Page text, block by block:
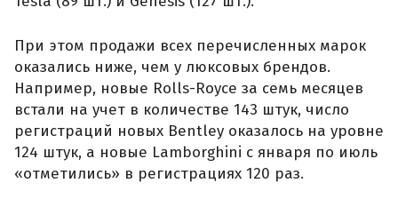
При этом продажи всех перечисленных марок
оказались ниже, чем у люксовых брендов.
Например, новые Rolls-Royce за семь месяцев
встали на учет в количестве 143 штук, число
регистраций новых Bentley оказалось на уровне
124 штук, а новые Lamborghini с января по июль
«отметились» в регистрациях 120 раз.